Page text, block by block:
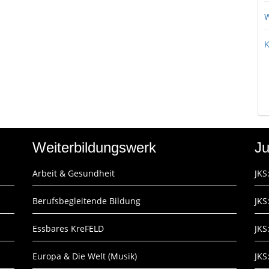
Weiterbildungswerk
Arbeit & Gesundheit
Berufsbegleitende Bildung
Essbares KreFELD
Europa & Die Welt (Musik)